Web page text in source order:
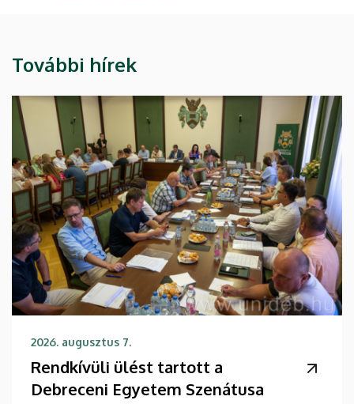
További hírek
2026. augusztus 7.
Rendkívüli ülést tartott a
Debreceni Egyetem Szenátusa